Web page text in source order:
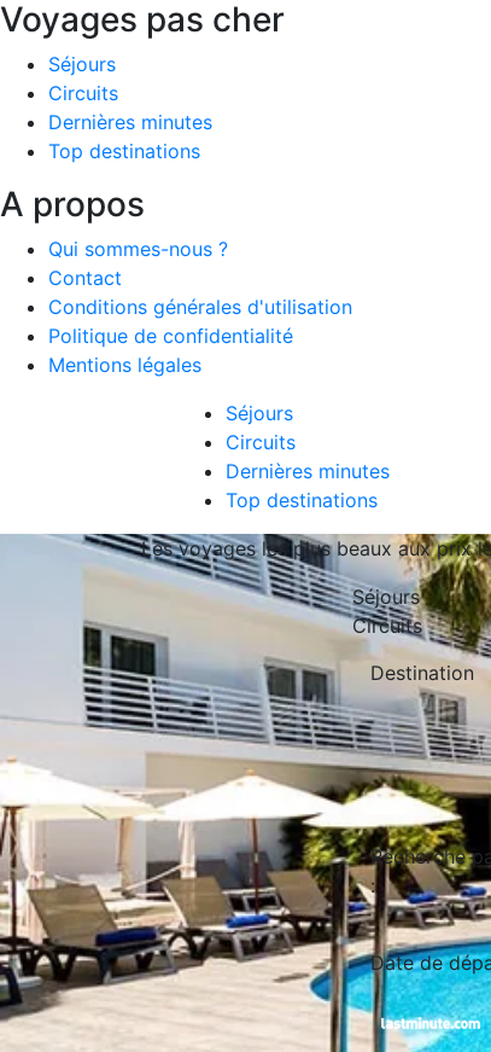
Voyages pas cher
Séjours
Circuits
Dernières minutes
Top destinations
A propos
Qui sommes-nous ?
Contact
Conditions générales d'utilisation
Politique de confidentialité
Mentions légales
Séjours
Circuits
Dernières minutes
Top destinations
Les voyages les plus beaux aux prix
Séjours
Circuits
Destination
Recherche
:
Date de